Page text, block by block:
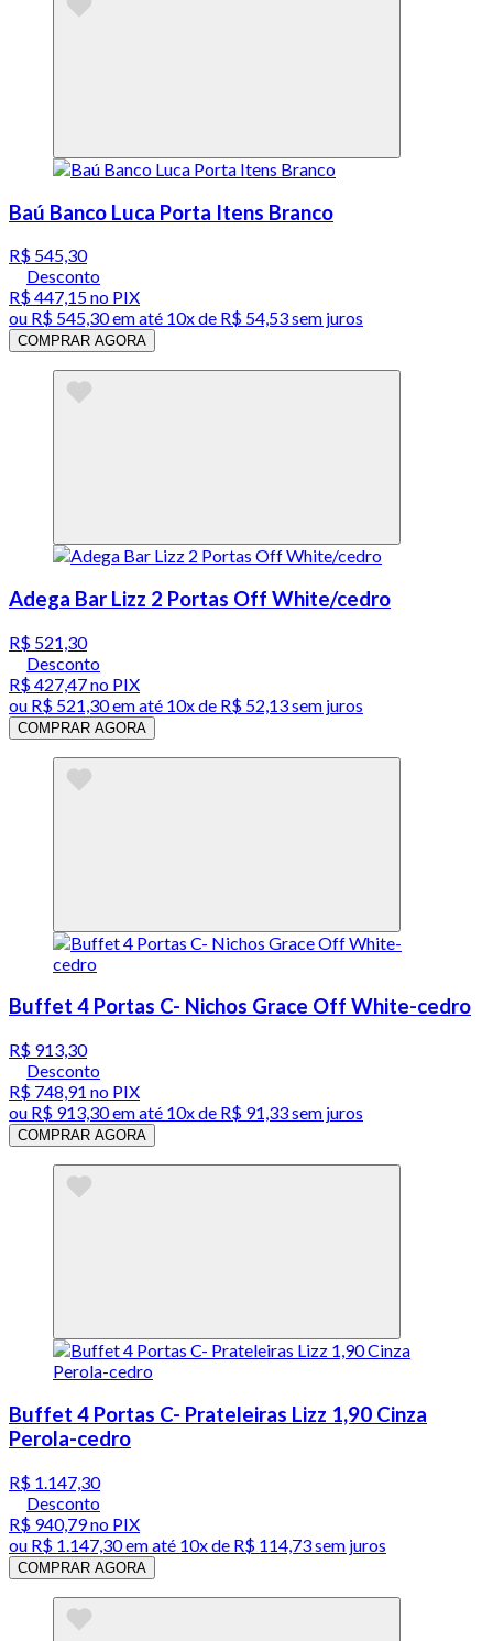
Baú Banco Luca Porta Itens Branco
R$ 545,30
Desconto
R$ 447,15no PIX
ou R$ 545,30em até 10x de R$ 54,53 sem juros
COMPRAR AGORA
Adega Bar Lizz 2 Portas Off White/cedro
R$ 521,30
Desconto
R$ 427,47no PIX
ou R$ 521,30em até 10x de R$ 52,13 sem juros
COMPRAR AGORA
Buffet 4 Portas C- Nichos Grace Off White-cedro
R$ 913,30
Desconto
R$ 748,91 no PIX
ou R$ 913,30em até 10x de R$ 91,33 sem juros
COMPRAR AGORA
Buffet 4 Portas C- Prateleiras Lizz 1,90 Cinza
Perola-cedro
R$ 1.147,30
Desconto
R$ 940,79no PIX
ou R$ 1.147,30em até 10x de R$ 114,73 sem juros
COMPRAR AGORA